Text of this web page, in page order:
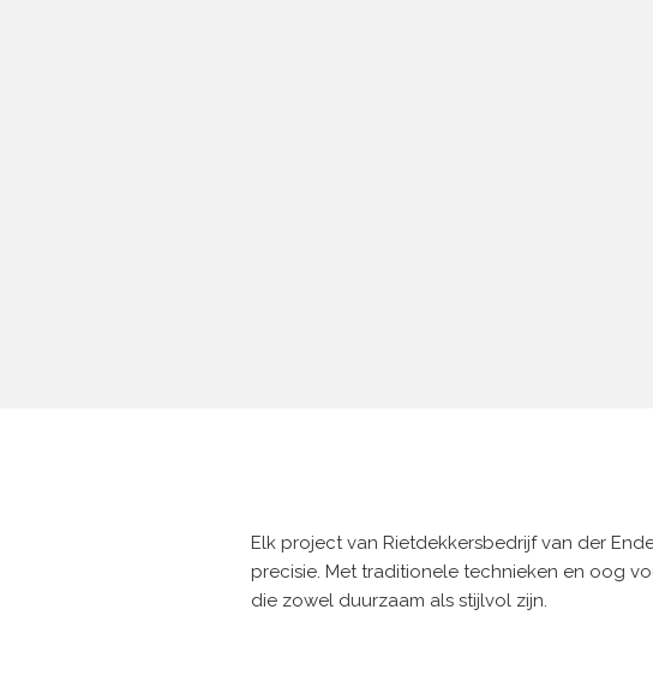
Elk project van Rietdekkersbedrijf van der
precisie. Met traditionele technieken en oog
die zowel duurzaam als stijlvol zijn.